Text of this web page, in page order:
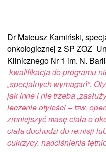
Dr Mateusz Kamiński,
onkologicznej z SP ZOZ
Klinicznego Nr 1 im. N.
kwalifikacja do programu
„specjalnych wymagań”.
jak inne i nie trzeba
leczenie otyłości – tzw.
zmniejszyć masę ciała o
ciała dochodzi do remisji
cukrzycy, nadciśnienia